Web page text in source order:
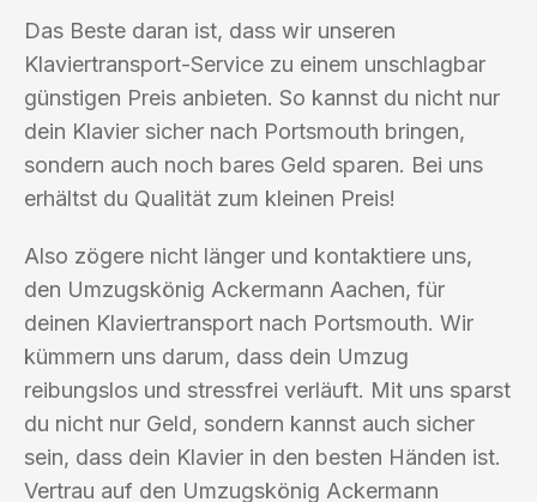
Das Beste daran ist, dass wir unseren
Klaviertransport-Service zu einem unschlagbar
günstigen Preis anbieten. So kannst du nicht nur
dein Klavier sicher nach Portsmouth bringen,
sondern auch noch bares Geld sparen. Bei uns
erhältst du Qualität zum kleinen Preis!
Also zögere nicht länger und kontaktiere uns,
den Umzugskönig Ackermann Aachen, für
deinen Klaviertransport nach Portsmouth. Wir
kümmern uns darum, dass dein Umzug
reibungslos und stressfrei verläuft. Mit uns sparst
du nicht nur Geld, sondern kannst auch sicher
sein, dass dein Klavier in den besten Händen ist.
Vertrau auf den Umzugskönig Ackermann